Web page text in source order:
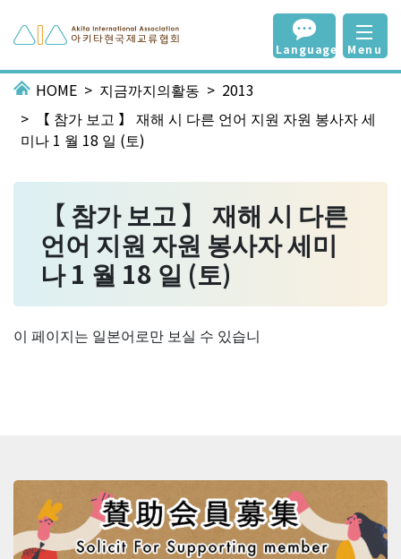
Language Menu
HOME 지금까지의활동
2013
【 참가 보고 】 재해 시 다른 언어 지원 자원 봉사자 세
미나 1 월 18 일 (토)
【 참가 보고 】 재해 시 다른
언어 지원 자원 봉사자 세미
나 1 월 18 일 (토)
이 페이지는 일본어로만 보실 수 있습니